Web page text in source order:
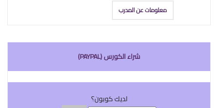
معلومات عن المدرب
شراء الكورس (PAYPAL)
لديك كوبون؟